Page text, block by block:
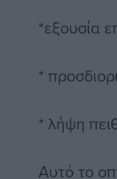
*εξουσία
*
* λήψη
Αυτό το